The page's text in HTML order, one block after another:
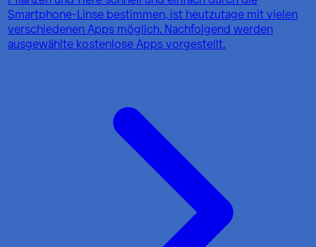
Smartphone-Linse bestimmen, ist heutzutage mit vielen
verschiedenen Apps möglich. Nachfolgend werden
ausgewählte kostenlose Apps vorgestellt.